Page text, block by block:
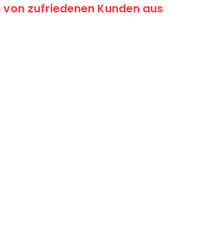
von zufriedenen Kunden aus